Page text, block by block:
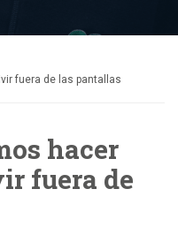
fuera de las pantallas
hacer
fuera de